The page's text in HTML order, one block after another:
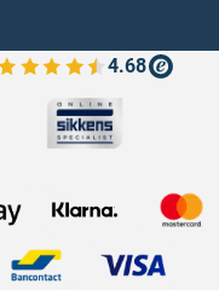
4.68
Bekijk de verfplaza